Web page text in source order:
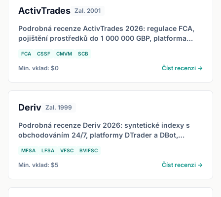
ActivTrades Zal. 2001
Podrobná recenze ActivTrades 2026: regulace FCA,
pojištění prostředků do 1 000 000 GBP, platforma
FCA CSSF CMVM SCB
Min. vklad: $0 Číst recenzi →
Deriv Zal. 1999
Podrobná recenze Deriv 2026: syntetické indexy s
obchodováním 24/7, platformy DTrader a DBot,
MFSA LFSA VFSC BVIFSC
Min. vklad: $5 Číst recenzi →